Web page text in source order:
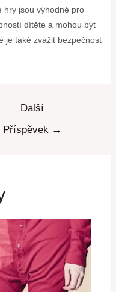
hry jsou výhodné pro
dítěte a mohou být
je také zvážit bezpečnost
Další
Příspěvek →